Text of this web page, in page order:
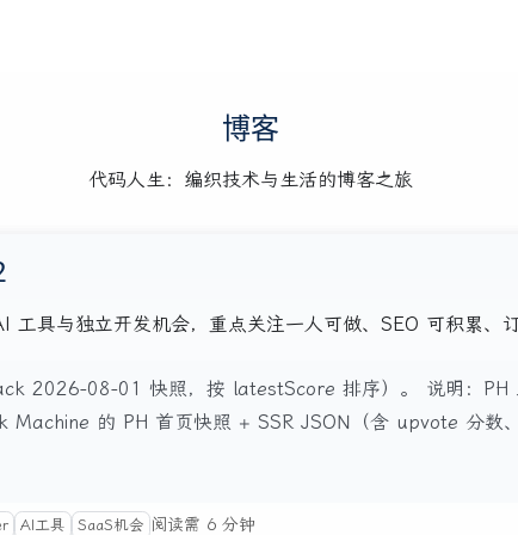
博客
代码人生：编织技术与生活的博客之旅
具与独立开发机会，重点关注一人可做、SEO 可积累、
2026-08-01 快照，按 latestScore 排序）。 说明：
的 PH 首页快照 + SSR JSON（含 upvote 分数
AI工具 SaaS机会 阅读需 6 分钟